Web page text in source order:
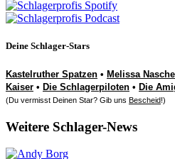
Deine Schlager-Stars
Kastelruther Spatzen • Melissa
Kaiser • Die Schlagerpiloten • Die
(Du vermisst Deinen Star? Gib uns Bescheid!)
Weitere Schlager-News